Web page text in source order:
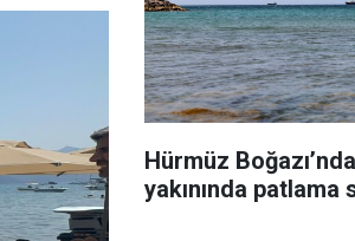
Hürmüz
yakınında